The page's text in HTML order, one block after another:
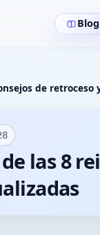
Blog
de
las 8